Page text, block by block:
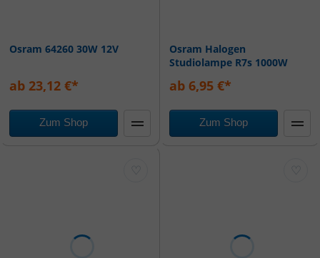
Osram 64260 30W 12V
ab 23,12 €*
Zum Shop
Osram Halogen
Studiolampe R7s 1000W
ab 6,95 €*
Zum Shop
♡ ♡